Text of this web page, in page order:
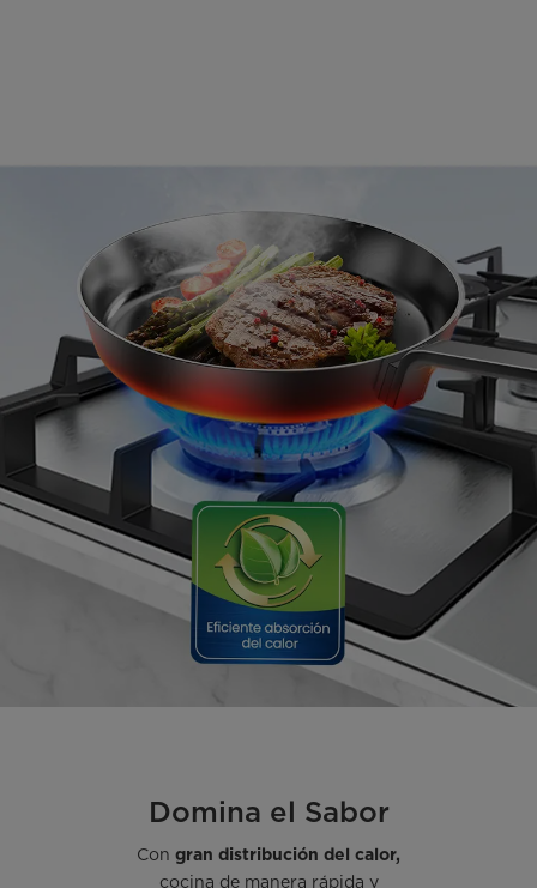
Domina el Sabor
Con gran distribución del calor,
cocina de manera rápida y